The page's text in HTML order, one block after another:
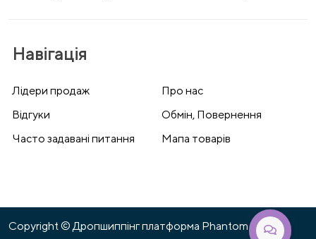
Навігація
Лідери продаж
Про нас
Відгуки
Обмін, Повернення
Часто задавані питання
Мапа товарів
Copyright © Дропшиппінг платформа Phantom 2026